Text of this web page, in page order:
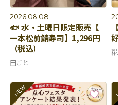
2026.08.08
🐟 水・土曜日限定販売【
一本松前鯖寿司】1,296円
（税込）
田ごと